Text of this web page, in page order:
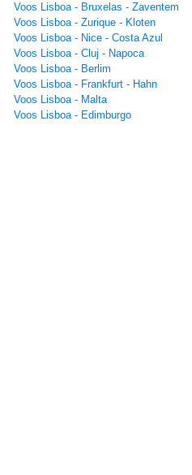
Voos Lisboa - Bruxelas - Zaventem
Voos Lisboa - Zurique - Kloten
Voos Lisboa - Nice - Costa Azul
Voos Lisboa - Cluj - Napoca
Voos Lisboa - Berlim
Voos Lisboa - Frankfurt - Hahn
Voos Lisboa - Malta
Voos Lisboa - Edimburgo